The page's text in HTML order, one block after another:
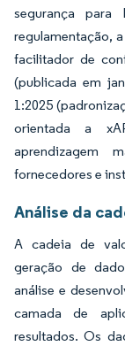
segurança
regulamentação,
facilitador de
(publicada em
1:2025
orientada a
aprendizagem
fornecedores e
Análise da
A cadeia de
geração de
análise e
camada de
resultados. Os